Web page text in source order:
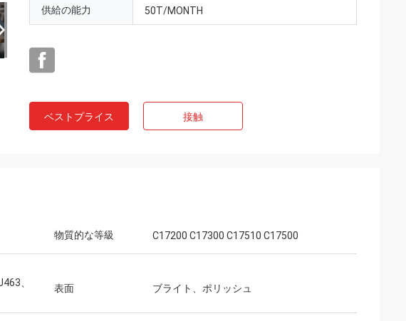
供給の能力 50T/MONTH
ベストプライス 接触
物質的な等級 C17200 C17300 C17510 C17500
、
表面 ブライト、ポリッシュ